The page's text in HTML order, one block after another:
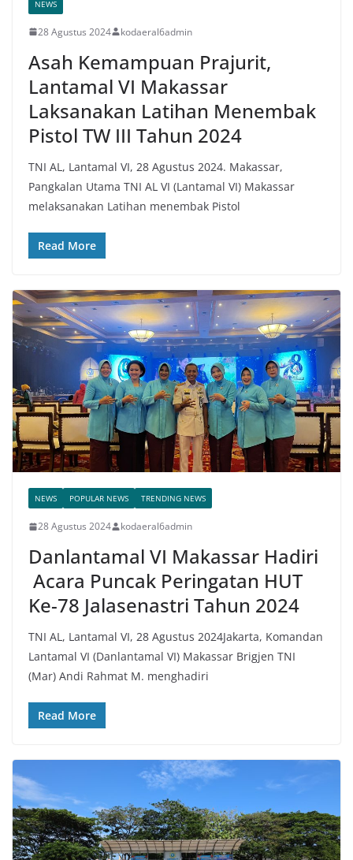
NEWS
28 Agustus 2024 kodaeral6admin
Asah Kemampuan Prajurit,
Lantamal VI Makassar
Laksanakan Latihan Menembak
Pistol TW III Tahun 2024
TNI AL, Lantamal VI, 28 Agustus 2024. Makassar,
Pangkalan Utama TNI AL VI (Lantamal VI) Makassar
melaksanakan Latihan menembak Pistol
Read More
NEWS POPULAR NEWS TRENDING NEWS
28 Agustus 2024 kodaeral6admin
Danlantamal VI Makassar Hadiri
Acara Puncak Peringatan HUT
Ke-78 Jalasenastri Tahun 2024
TNI AL, Lantamal VI, 28 Agustus 2024Jakarta, Komandan
Lantamal VI (Danlantamal VI) Makassar Brigjen TNI
(Mar) Andi Rahmat M. menghadiri
Read More